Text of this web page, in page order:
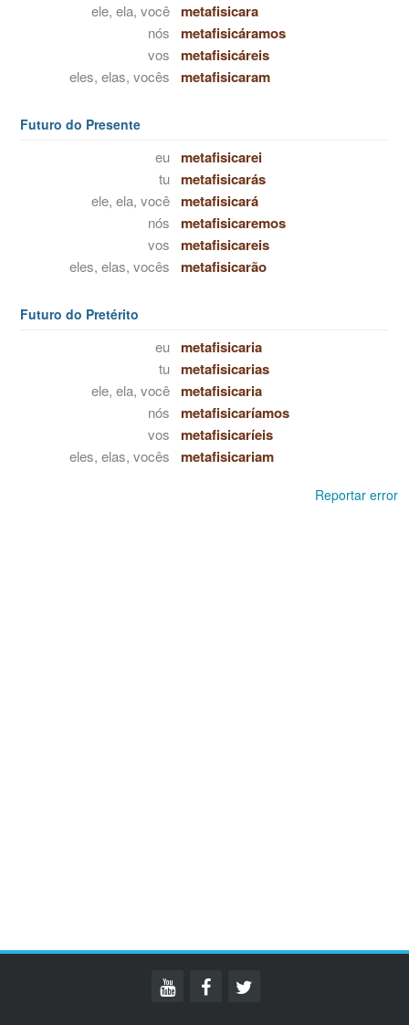
ele, ela, você metafisicara
nós metafisicáramos
vos metafisicáreis
eles, elas, vocês metafisicaram
Futuro do Presente
eu metafisicarei
tu metafisicarás
ele, ela, você metafisicará
nós metafisicaremos
vos metafisicareis
eles, elas, vocês metafisicarão
Futuro do Pretérito
eu metafisicaria
tu metafisicarias
ele, ela, você metafisicaria
nós metafisicaríamos
vos metafisicaríeis
eles, elas, vocês metafisicariam
Reportar error